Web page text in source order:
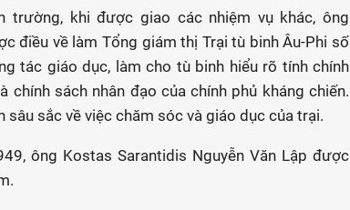
trường, khi được giao các nhiệm vụ khác, ông
điều về làm Tổng giám thị Trại tù binh Âu-Phi số
tác giáo dục, làm cho tù binh hiểu rõ tính chính
sách nhân đạo của chính phủ kháng chiến.
sâu sắc về việc chăm sóc và giáo dục của trại.
ông Kostas Sarantidis Nguyễn Văn Lập được